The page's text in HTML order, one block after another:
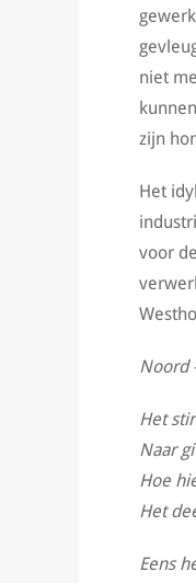
niet
zijn
Het
voor
Noord
Het
Naar
Hoe
Het
Eens